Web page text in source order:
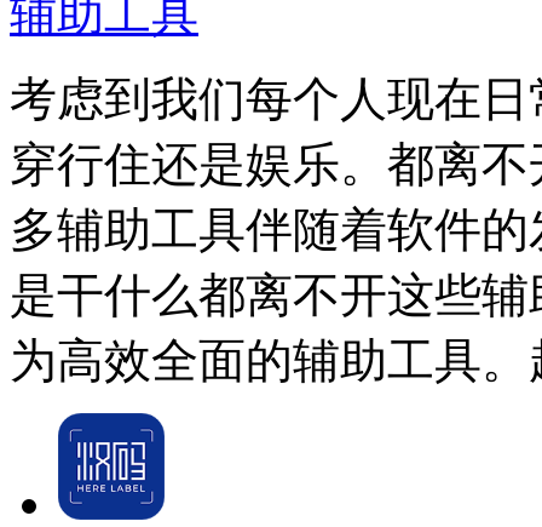
辅助工具
考虑到我们每个人现在
穿行住还是娱乐。都离
多辅助工具伴随着软件
是干什么都离不开这些
为高效全面的辅助工具